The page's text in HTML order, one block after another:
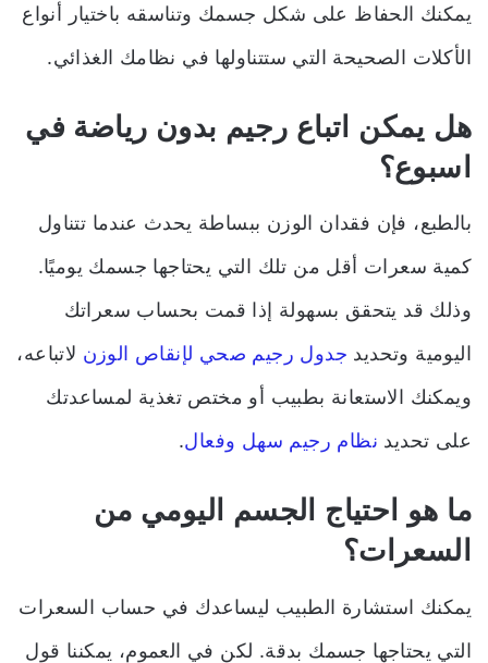
يمكنك الحفاظ على شكل جسمك وتناسقه باختيار أنواع
الأكلات الصحيحة التي ستتناولها في نظامك الغذائي.
هل يمكن اتباع رجيم بدون رياضة في
اسبوع؟
بالطبع، فإن فقدان الوزن ببساطة يحدث عندما تتناول
كمية سعرات أقل من تلك التي يحتاجها جسمك يوميًا.
وذلك قد يتحقق بسهولة إذا قمت بحساب سعراتك
اليومية وتحديد جدول رجيم صحي لإنقاص الوزن لاتباعه،
ويمكنك الاستعانة بطبيب أو مختص تغذية لمساعدتك
على تحديد نظام رجيم سهل وفعال.
ما هو احتياج الجسم اليومي من
السعرات؟
يمكنك استشارة الطبيب ليساعدك في حساب السعرات
التي يحتاجها جسمك بدقة. لكن في العموم، يمكننا قول